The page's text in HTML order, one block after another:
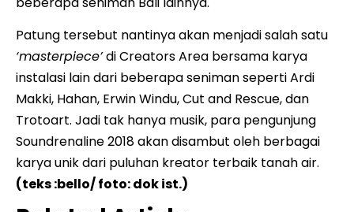
Patung tersebut nantinya akan menjadi salah satu
‘masterpiece’di Creators Area bersama karya
instalasi lain dari beberapa seniman seperti Ardi
Makki, Hahan, Erwin Windu, Cut and Rescue, dan
Trotoart. Jadi tak hanya musik, para pengunjung
Soundrenaline 2018 akan disambut oleh berbagai
karya unik dari puluhan kreator terbaik tanah air.
(teks :bello/ foto: dok ist.)